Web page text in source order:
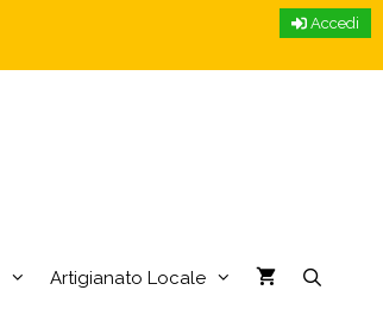
Accedi
Artigianato Locale